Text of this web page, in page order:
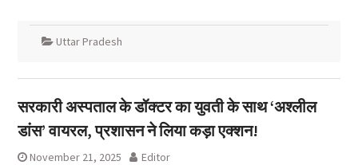
Uttar Pradesh
सरकारी अस्पताल के डॉक्टर का युवती के साथ ‘अश्लील
डांस’ वायरल, प्रशासन ने लिया कड़ा एक्शन!
November 21, 2025 Editor